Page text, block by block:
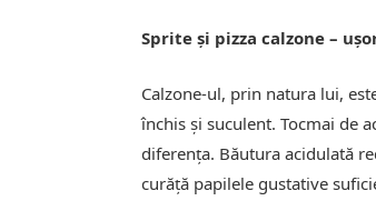
Sprite și pizza calzone –
Calzone-ul, prin natura lui,
închis și suculent. Tocmai de
diferența. Băutura acidulată
curăță papilele gustative